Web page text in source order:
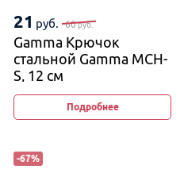
21 руб. 60руб.
Gamma Крючок
стальной Gamma MCH-
S, 12 см
Подробнее
-67%